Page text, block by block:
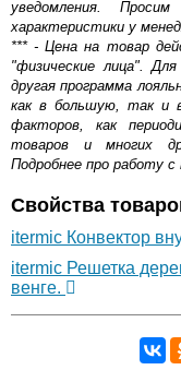
уведомления.
характеристики у
*** - Цена на товар
"физические лица".
другая программа
как в большую, так и
факторов, как
товаров и многих
Подробнее про работу
Свойства
itermic Конвектор
itermic Решетка
венге.